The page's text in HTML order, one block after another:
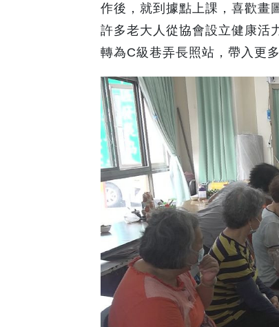
作後，就到據點上課，喜歡畫
許多老大人從協會設立健康活
轉為C級巷弄長照站，帶入更